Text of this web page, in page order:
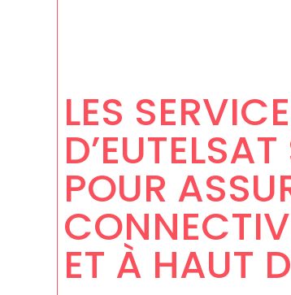
LES
POUR
ET À HAUT